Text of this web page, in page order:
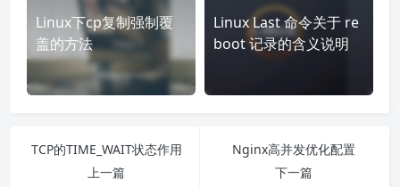
Linux下cp复制强制覆
盖的方法
Linux Last 命令关于 re
boot 记录的含义说明
TCP的TIME_WAIT状态作用
上一篇
Nginx高并发优化配置
下一篇